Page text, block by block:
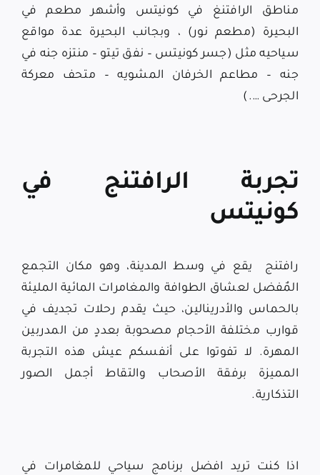
مناطق الرافتنغ في كونيتس وأشهر مطعم في
البحيرة (مطعم نور ) ، وبجانب البحيرة عدة مواقع
سياحيه مثل (جسر كونيتس – نفق تيتو – منتزه جنه في
جنه – مطاعم الخرفان المشويه – متحف معركة
الجرحى ….)
تجربة الرافتنج في
كونيتس
رافتنج يقع في وسط المدينة، وهو مكان التجمع
المٌفضل لعشاق الطوافة والمغامرات المائية المليئة
بالحماس والأدرينالين، حيث يقدم رحلات تجديف في
قوارب مختلفة الأحجام مصحوبة بعددٍ من المدربين
المهرة. لا تفوتوا على أنفسكم عيش هذه التجربة
المميزة برفقة الأصحاب والتقاط أجمل الصور
التذكارية.
اذا كنت تريد افضل برنامج سياحي للمغامرات في